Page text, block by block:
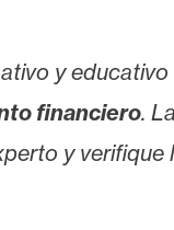
y
financiero.
y